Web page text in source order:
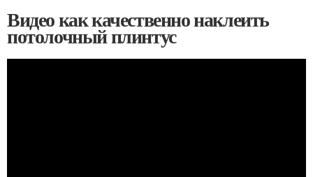
Видео как качественно наклеить
потолочный плинтус